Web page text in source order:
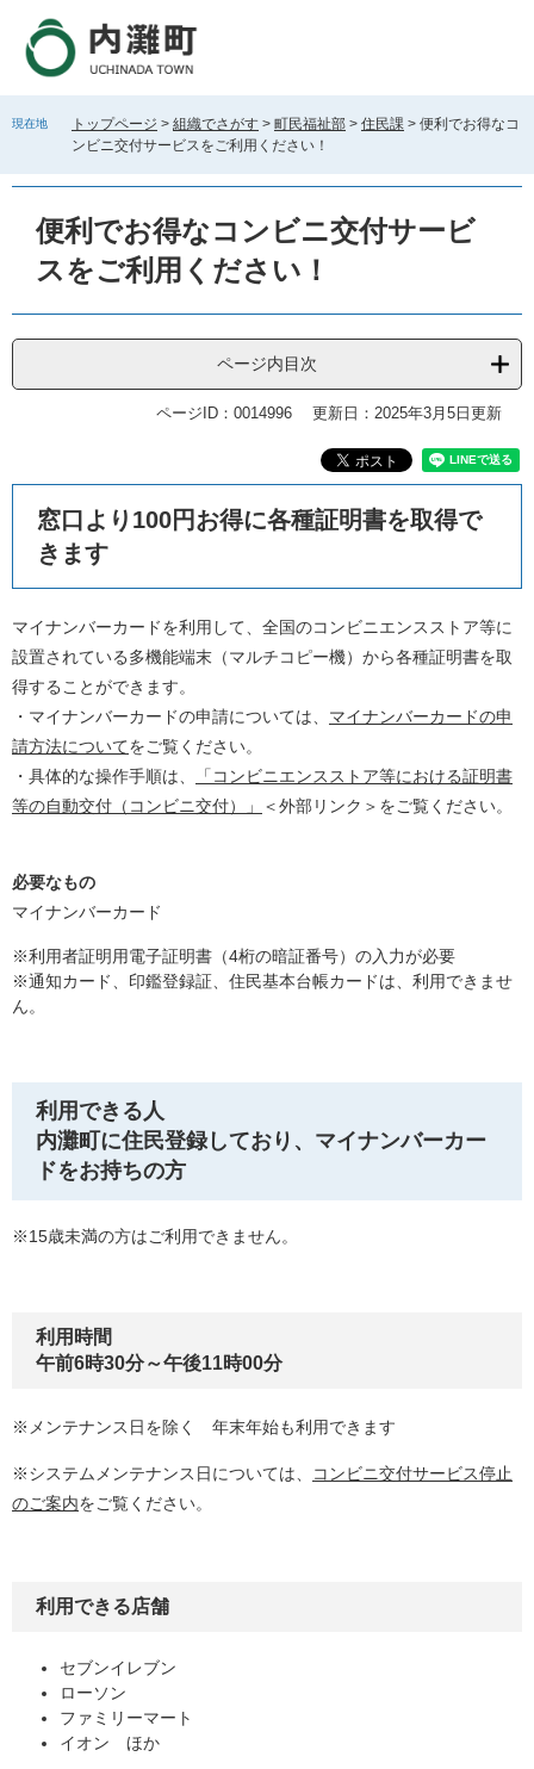
す
し
現在地 トップページ > 組織でさがす > 町民福祉部 > 住民課 > 便利でお得なコ
ンビニ交付サービスをご利用ください！
便利でお得なコンビニ交付サービ
スをご利用ください！
ページ内目次
ページID：0014996 更新日：2025年3月5日更新
窓口より100円お得に各種証明書を取得で
きます
マイナンバーカードを利用して、全国のコンビニエンスストア等に
設置されている多機能端末（マルチコピー機）から各種証明書を取
得することができます。
・マイナンバーカードの申請については、 マイナンバーカードの申
請方法についてをご覧ください。
・具体的な操作手順は、
「コンビニエンスストア等における証明書
等の自動交付（コンビニ交付）」
＜外部リンク＞ をご覧ください。
必要なもの
マイナンバーカード
※利用者証明用電子証明書（4桁の暗証番号）の入力が必要
※通知カード、印鑑登録証、住民基本台帳カードは、利用できませ
ん。
利用できる人
内灘町に住民登録しており、マイナンバーカー
ドをお持ちの方
※15歳未満の方はご利用できません。
利用時間
午前6時30分～午後11時00分
※メンテナンス日を除く 年末年始も利用できます
※システムメンテナンス日については、
コンビニ交付サービス停止
のご案内​をご覧ください。
利用できる店舗
セブンイレブン
ローソン
ファミリーマート
イオン ほか